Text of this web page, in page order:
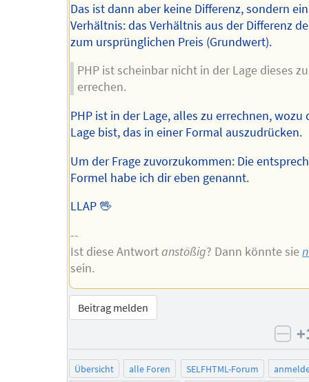
Das ist dann aber keine Differenz, sondern ein
Verhältnis: das Verhältnis aus der Differenz
zum ursprünglichen Preis (Grundwert).
PHP ist scheinbar nicht in der Lage dieses zu
errechen.
PHP ist in der Lage, alles zu errechnen, wozu
Lage bist, das in einer Formal auszudrücken.
Um der Frage zuvorzukommen: Die
Formel habe ich dir eben genannt.
LLAP 🖖
--
Ist diese Antwortanstößig? Dann könnte sie
sein.
Beitrag melden
Übersicht alle Foren SELFHTML-Forum